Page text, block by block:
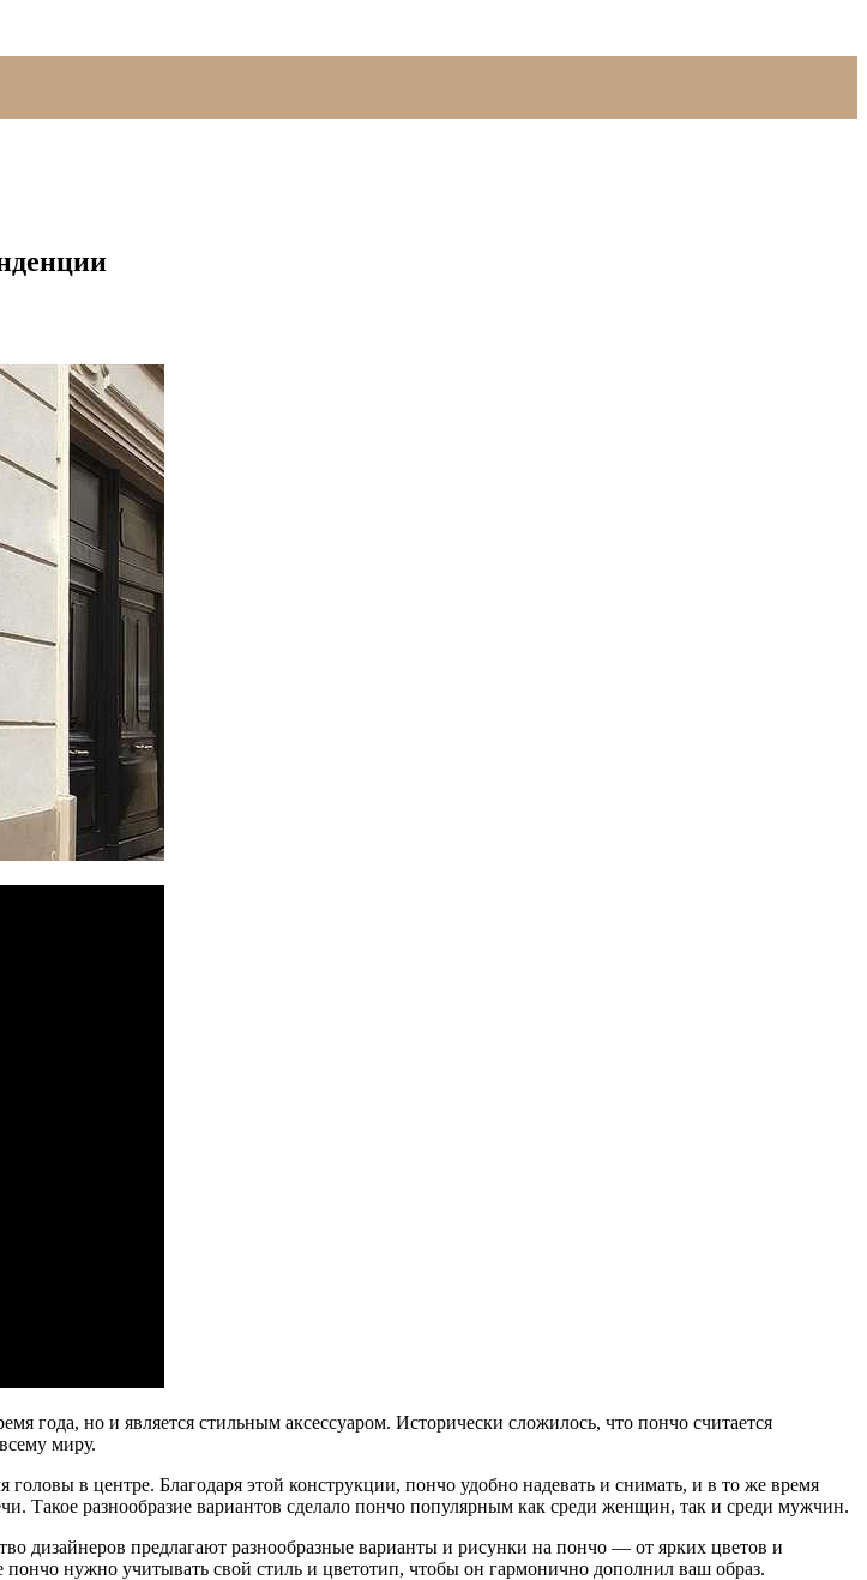
года, но и является стильным аксессуаром. Исторически сложилось, что пончо считается
миру.
в центре. Благодаря этой конструкции, пончо удобно надевать и снимать, и в то же время
Такое разнообразие вариантов сделало пончо популярным как среди женщин, так и среди мужчин.
дизайнеров предлагают разнообразные варианты и рисунки на пончо — от ярких цветов и
нужно учитывать свой стиль и цветотип, чтобы он гармонично дополнил ваш образ.